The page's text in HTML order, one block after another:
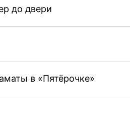
до двери
в «Пятёрочке»